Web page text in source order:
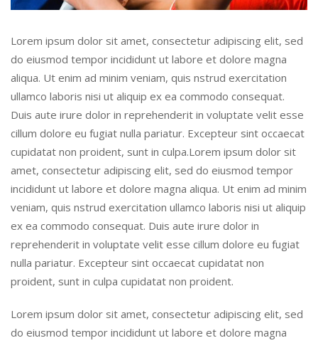
Lorem ipsum dolor sit amet, consectetur adipiscing elit, sed
do eiusmod tempor incididunt ut labore et dolore magna
aliqua. Ut enim ad minim veniam, quis nstrud exercitation
ullamco laboris nisi ut aliquip ex ea commodo consequat.
Duis aute irure dolor in reprehenderit in voluptate velit esse
cillum dolore eu fugiat nulla pariatur. Excepteur sint occaecat
cupidatat non proident, sunt in culpa.Lorem ipsum dolor sit
amet, consectetur adipiscing elit, sed do eiusmod tempor
incididunt ut labore et dolore magna aliqua. Ut enim ad minim
veniam, quis nstrud exercitation ullamco laboris nisi ut aliquip
ex ea commodo consequat. Duis aute irure dolor in
reprehenderit in voluptate velit esse cillum dolore eu fugiat
nulla pariatur. Excepteur sint occaecat cupidatat non
proident, sunt in culpa cupidatat non proident.
Lorem ipsum dolor sit amet, consectetur adipiscing elit, sed
do eiusmod tempor incididunt ut labore et dolore magna